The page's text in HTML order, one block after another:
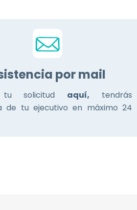
por mail
tu solicitud aquí, tendrás
de tu ejecutivo en máximo 24